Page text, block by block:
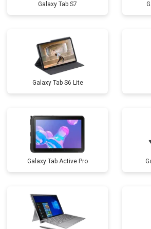
Galaxy Tab S7
Galaxy Tab S6 Lite
Galaxy Tab Active Pro